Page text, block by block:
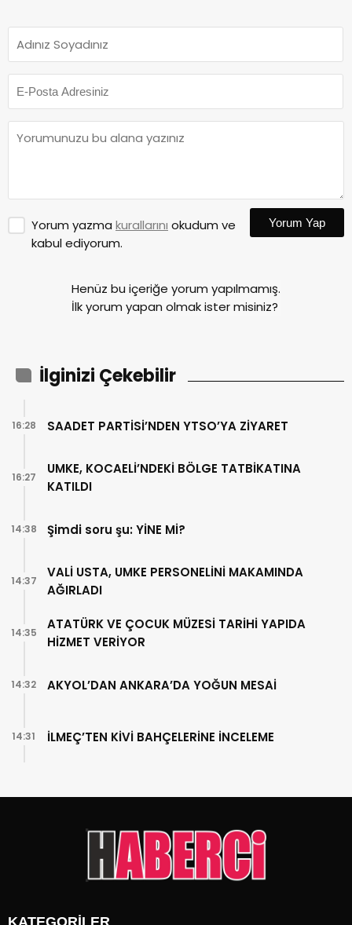
Yorum yazma kurallarını okudum ve
kabul ediyorum.
Yorum Yap
Henüz bu içeriğe yorum yapılmamış.
İlk yorum yapan olmak ister misiniz?
İlginizi Çekebilir
SAADET PARTİSİ’NDEN YTSO’YA ZİYARET
16:28
UMKE, KOCAELİ’NDEKİ BÖLGE TATBİKATINA
KATILDI
16:27
Şimdi soru şu: YİNE Mİ?
14:38
VALİ USTA, UMKE PERSONELİNİ MAKAMINDA
AĞIRLADI
14:37
ATATÜRK VE ÇOCUK MÜZESİ TARİHİ YAPIDA
HİZMET VERİYOR
14:35
AKYOL’DAN ANKARA’DA YOĞUN MESAİ
14:32
İLMEÇ’TEN KİVİ BAHÇELERİNE İNCELEME
14:31